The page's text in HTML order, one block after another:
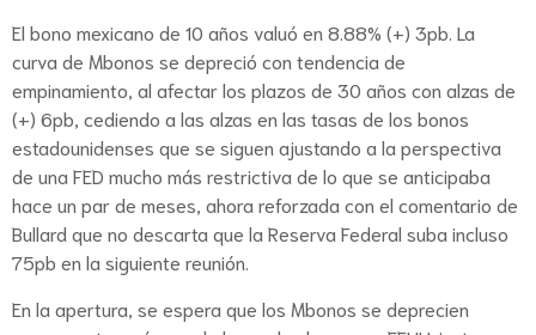
El bono mexicano de 10 años valuó en 8.88% (+) 3pb. La
curva de Mbonos se depreció con tendencia de
empinamiento, al afectar los plazos de 30 años con alzas de
(+) 6pb, cediendo a las alzas en las tasas de los bonos
estadounidenses que se siguen ajustando a la perspectiva
de una FED mucho más restrictiva de lo que se anticipaba
hace un par de meses, ahora reforzada con el comentario de
Bullard que no descarta que la Reserva Federal suba incluso
75pb en la siguiente reunión.
En la apertura, se espera que los Mbonos se deprecien